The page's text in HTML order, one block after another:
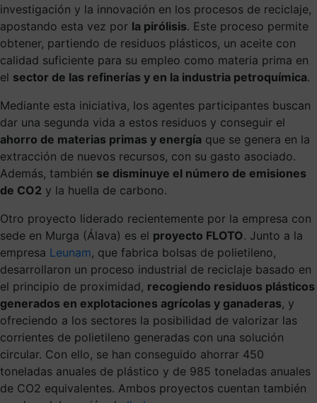
investigación y la innovación en los procesos de reciclaje,
apostando esta vez por la pirólisis. Este proceso permite
obtener, partiendo de residuos plásticos, un aceite con
calidad suficiente para su empleo como materia prima en
el sector de las refinerías y en la industria petroquímica.
Mediante esta iniciativa, los agentes participantes buscan
dar una segunda vida a estos residuos y conseguir el
ahorro de materias primas y energía que se genera en la
extracción de nuevos recursos, con su gasto asociado.
Además, también se disminuye el número de emisiones
de CO2 y la huella de carbono.
Otro proyecto liderado recientemente por la empresa con
sede en Murga (Álava) es el proyecto FLOTO. Junto a la
empresa Leunam, que fabrica bolsas de polietileno,
desarrollaron un proceso industrial de reciclaje basado en
el principio de proximidad, recogiendo residuos plásticos
generados en explotaciones agrícolas y ganaderas, y
ofreciendo a los sectores la posibilidad de valorizar las
corrientes de polietileno generadas con una solución
circular. Con ello, se han conseguido ahorrar 450
toneladas anuales de plástico y de 985 toneladas anuales
de CO2 equivalentes. Ambos proyectos cuentan también